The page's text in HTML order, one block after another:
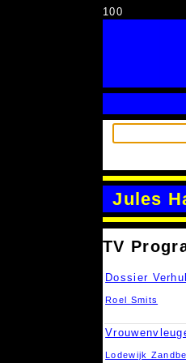
100
Jules
TV
Dossier
Roel Smits
Lodewijk